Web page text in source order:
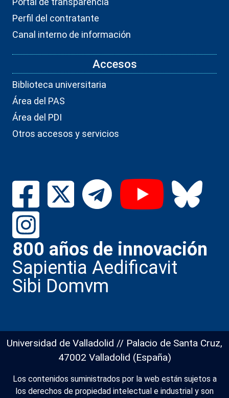
Perfil del contratante
Canal interno de información
Accesos
Biblioteca universitaria
Área del PAS
Área del PDI
Otros accesos y servicios
800 años de innovación
Sapientia Aedificavit
Sibi Domvm
Universidad de Valladolid // Palacio de Santa Cruz,
47002 Valladolid (España)
Los contenidos suministrados por la web están sujetos a
los derechos de propiedad intelectual e industrial y son